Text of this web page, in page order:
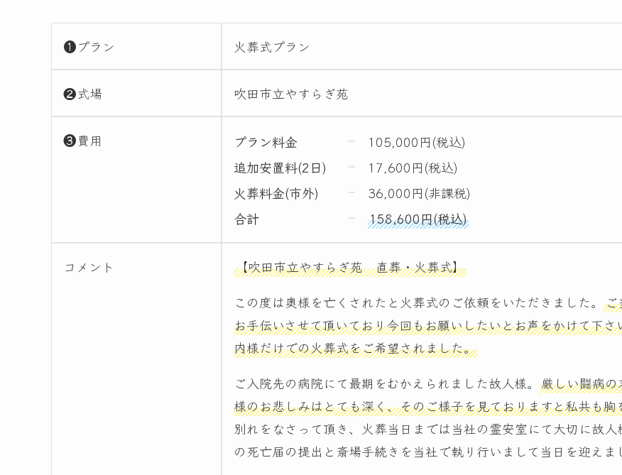
❶プラン 火葬式プラン
❷式場 吹田市立やすらぎ苑
❸費用 プラン料金
105,000円(税込)
追加安置料(2日)
17,600円(税込)
火葬料金(市外)
36,000円(非課税)
合計
158,600円(税込)
コメント
【吹田市立やすらぎ苑 直葬・火葬式】
この度は奥様を亡くされたと火葬式のご依頼をいただきました。 ご
お手伝いさせて頂いており今回もお願いしたいとお声をかけて下
内様だけでの火葬式をご希望されました。
ご入院先の病院にて最期をむかえられました故人様。 厳しい闘病
様のお悲しみはとても深く、そのご様子を見ておりますと私共も
別れをなさって頂き、火葬当日までは当社の霊安室にて大切に故
の死亡届の提出と斎場手続きを当社で執り行いまして当日を迎えま